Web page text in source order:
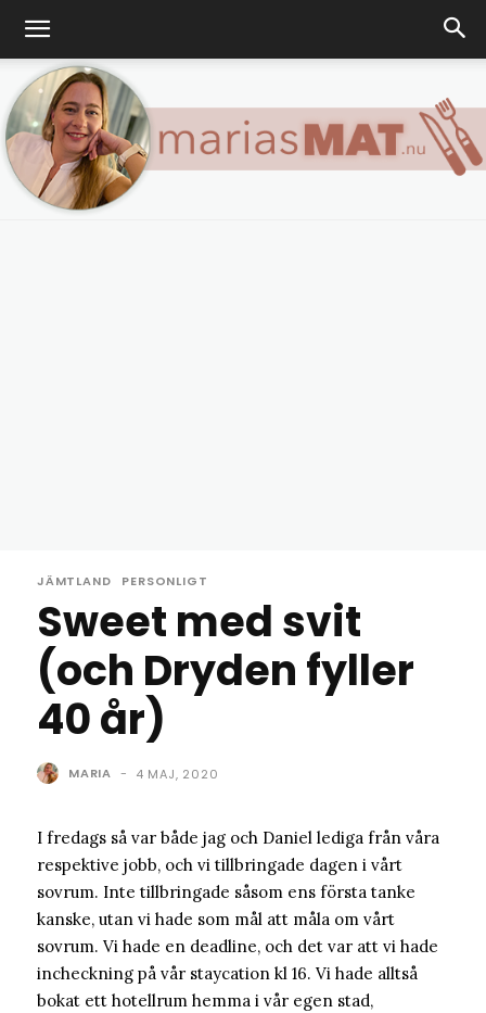
JÄMTLAND PERSONLIGT
Sweet med svit
(och Dryden fyller
40 år)
MARIA - 4 MAJ, 2020
I fredags så var både jag och Daniel lediga från våra
respektive jobb, och vi tillbringade dagen i vårt
sovrum. Inte tillbringade såsom ens första tanke
kanske, utan vi hade som mål att måla om vårt
sovrum. Vi hade en deadline, och det var att vi hade
incheckning på vår staycation kl 16. Vi hade alltså
bokat ett hotellrum hemma i vår egen stad,